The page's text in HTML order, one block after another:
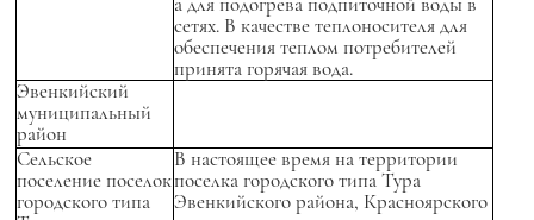
сетях. В качестве теплоносителя для
обеспечения теплом потребителей
принята горячая вода.
Эвенкийский
муниципальный
район
Сельское
поселение поселок
городского типа
В настоящее время на территории
поселка городского типа Тура
Эвенкийского района, Красноярского